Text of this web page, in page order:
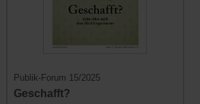
Publik-Forum 15/2025
Geschafft?